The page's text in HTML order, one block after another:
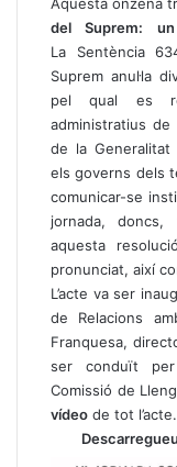
del Suprem:
La Sentència
Suprem anul·la
pel qual es
administratius de
de la Generalitat
els governs dels
comunicar-se
jornada,
aquesta
pronunciat, així
L’acte va ser
de Relacions
Franquesa,
ser conduït
Comissió de
vídeo de tot l’acte.